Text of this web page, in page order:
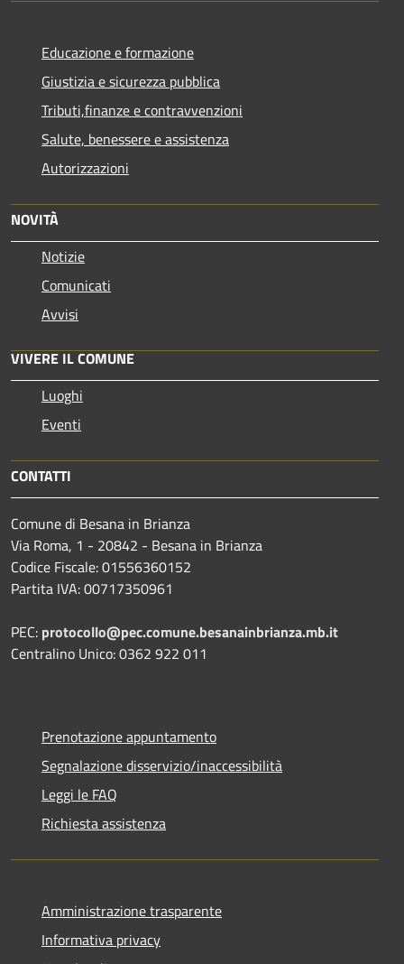
Educazione e formazione
Giustizia e sicurezza pubblica
Tributi,finanze e contravvenzioni
Salute, benessere e assistenza
Autorizzazioni
NOVITÀ
Notizie
Comunicati
Avvisi
VIVERE IL COMUNE
Luoghi
Eventi
CONTATTI
Comune di Besana in Brianza
Via Roma, 1 - 20842 - Besana in Brianza
Codice Fiscale: 01556360152
Partita IVA: 00717350961
PEC: protocollo@pec.comune.besanainbrianza.mb.it
Centralino Unico: 0362 922 011
Prenotazione appuntamento
Segnalazione disservizio/inaccessibilità
Leggi le FAQ
Richiesta assistenza
Amministrazione trasparente
Informativa privacy